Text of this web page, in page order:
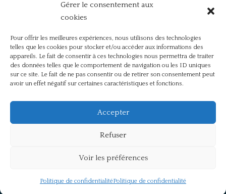
Gérer le consentement aux
cookies
Pour offrir les meilleures expériences, nous utilisons des technologies
telles que les cookies pour stocker et/ou accéder aux informations des
appareils. Le fait de consentir à ces technologies nous permettra de traiter
des données telles que le comportement de navigation ou les ID uniques
sur ce site. Le fait de ne pas consentir ou de retirer son consentement peut
avoir un effet négatif sur certaines caractéristiques et fonctions.
Accepter
Refuser
Voir les préférences
Politique de confidentialitéPolitique de confidentialité
(168)
La guerre, la Résistance et la Déportation
Non classé(42)
Partis politiques, intelligentsia, médias(750)
Présentation(4)
Références(57)